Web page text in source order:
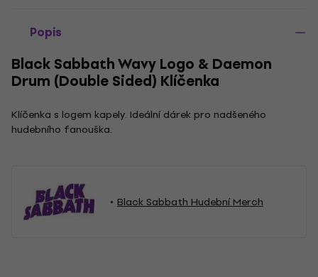
Popis
Black Sabbath Wavy Logo & Daemon
Drum (Double Sided) Klíčenka
Klíčenka s logem kapely. Ideální dárek pro nadšeného
hudebního fanouška.
Black Sabbath Hudební Merch